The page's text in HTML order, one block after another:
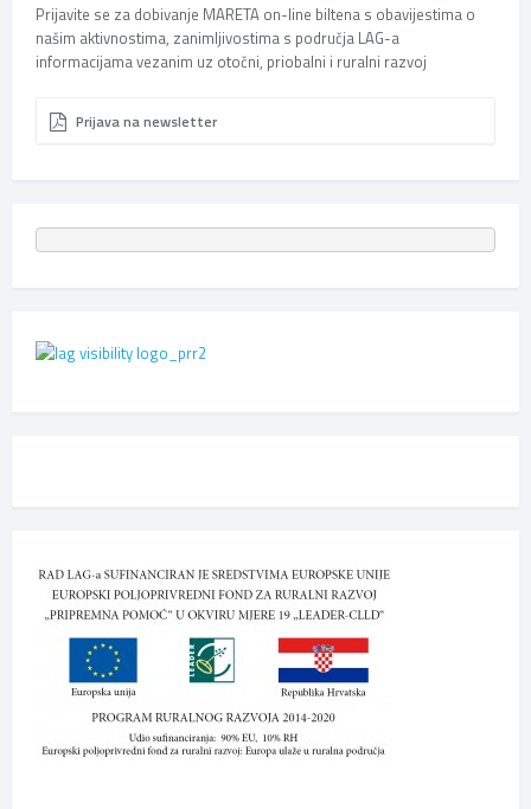
Prijavite se za dobivanje MARETA on-line biltena s obavijestima o
našim aktivnostima, zanimljivostima s područja LAG-a
informacijama vezanim uz otočni, priobalni i ruralni razvoj
Prijava na newsletter